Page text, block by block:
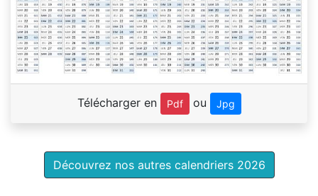
Télécharger en Pdf ou Jpg
Découvrez nos autres calendriers 2026